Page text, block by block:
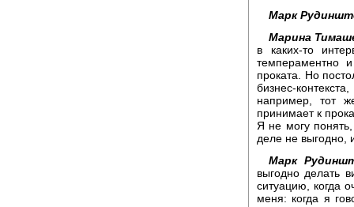
Марк
Марина
в каких-то
темпераментно
проката. Но
бизнес-
например, тот
принимает к
Я не могу
деле не выгодно,
Марк
выгодно делать
ситуацию, когда
меня: когда я